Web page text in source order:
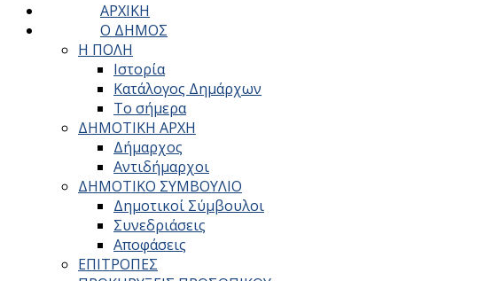
ΑΡΧΙΚΗ
Ο ΔΗΜΟΣ
Η ΠΟΛΗ
Ιστορία
Κατάλογος Δημάρχων
Το σήμερα
ΔΗΜΟΤΙΚΗ ΑΡΧΗ
Δήμαρχος
Αντιδήμαρχοι
ΔΗΜΟΤΙΚΟ ΣΥΜΒΟΥΛΙΟ
Δημοτικοί Σύμβουλοι
Συνεδριάσεις
Αποφάσεις
ΕΠΙΤΡΟΠΕΣ